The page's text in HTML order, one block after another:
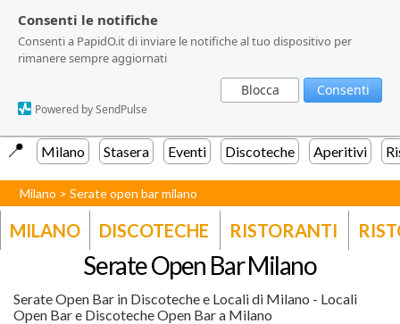
Consenti le notifiche
Consenti a PapidO.it di inviare le notifiche al tuo dispositivo per
rimanere sempre aggiornati
Blocca Consenti
Powered by SendPulse
Consenti le notifiche
Consenti a PapidO.it di inviare le notifiche al tuo dispositivo per
rimanere sempre aggiornati
Blocca Consenti
Powered by SendPulse
Consenti le notifiche
Consenti a PapidO.it di inviare le notifiche al tuo dispositivo per
rimanere sempre aggiornati
Blocca Consenti
Powered by SendPulse
📍️ Milano Stasera Eventi Discoteche Aperitivi
Milano >Serate open bar milano
MILANO DISCOTECHE RISTORANTI
Serate Open Bar Milano
Serate Open Bar in Discoteche e Locali di Milano - Locali
Open Bar e Discoteche Open Bar a Milano